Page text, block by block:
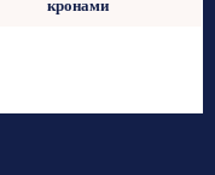
кронами